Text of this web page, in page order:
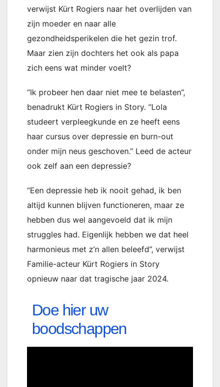
verwijst Kürt Rogiers naar het overlijden van
zijn moeder en naar alle
gezondheidsperikelen die het gezin trof.
Maar zien zijn dochters het ook als papa
zich eens wat minder voelt?
“Ik probeer hen daar niet mee te belasten”,
benadrukt Kürt Rogiers in Story. “Lola
studeert verpleegkunde en ze heeft eens
haar cursus over depressie en burn-out
onder mijn neus geschoven.” Leed de acteur
ook zelf aan een depressie?
“Een depressie heb ik nooit gehad, ik ben
altijd kunnen blijven functioneren, maar ze
hebben dus wel aangevoeld dat ik mijn
struggles had. Eigenlijk hebben we dat heel
harmonieus met z’n allen beleefd”, verwijst
Familie-acteur Kürt Rogiers in Story
opnieuw naar dat tragische jaar 2024.
Doe hier uw
boodschappen